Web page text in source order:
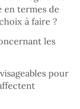
en termes de
à faire ?
les
pour